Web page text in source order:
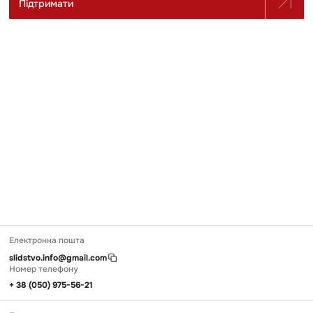
Підтримати
Електронна пошта
slidstvo.info@gmail.com
Номер телефону
+ 38 (050) 975-56-21